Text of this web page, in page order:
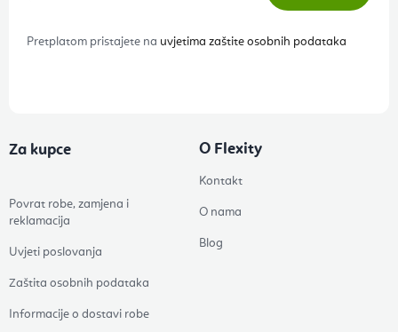
Pretplatom pristajete na uvjetima zaštite osobnih podataka
Za kupce
Povrat robe, zamjena i
reklamacija
Uvjeti poslovanja
Zaštita osobnih podataka
Informacije o dostavi robe
O Flexity
Kontakt
O nama
Blog